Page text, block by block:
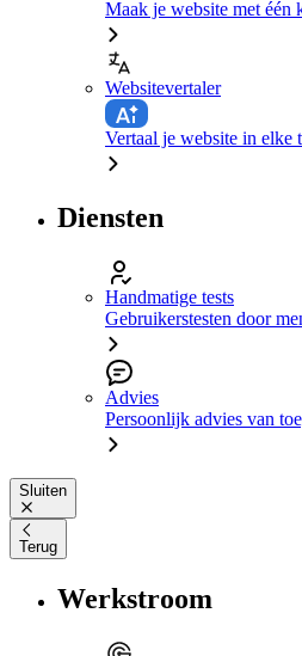
Maak je website met
Websitevertaler
Vertaal je website in elke
Diensten
Handmatige tests
Gebruikerstesten door
Advies
Persoonlijk advies van
Sluiten
Terug
Werkstroom